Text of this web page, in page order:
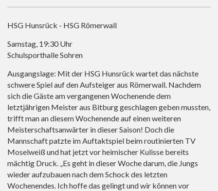
HSG Hunsrück - HSG Römerwall
Samstag, 19:30 Uhr
Schulsporthalle Sohren
Ausgangslage: Mit der HSG Hunsrück wartet das nächste
schwere Spiel auf den Aufsteiger aus Römerwall. Nachdem
sich die Gäste am vergangenen Wochenende dem
letztjährigen Meister aus Bitburg geschlagen geben mussten,
trifft man an diesem Wochenende auf einen weiteren
Meisterschaftsanwärter in dieser Saison! Doch die
Mannschaft patzte im Auftaktspiel beim routinierten TV
Moselweiß und hat jetzt vor heimischer Kulisse bereits
mächtig Druck. „Es geht in dieser Woche darum, die Jungs
wieder aufzubauen nach dem Schock des letzten
Wochenendes. Ich hoffe das gelingt und wir können vor